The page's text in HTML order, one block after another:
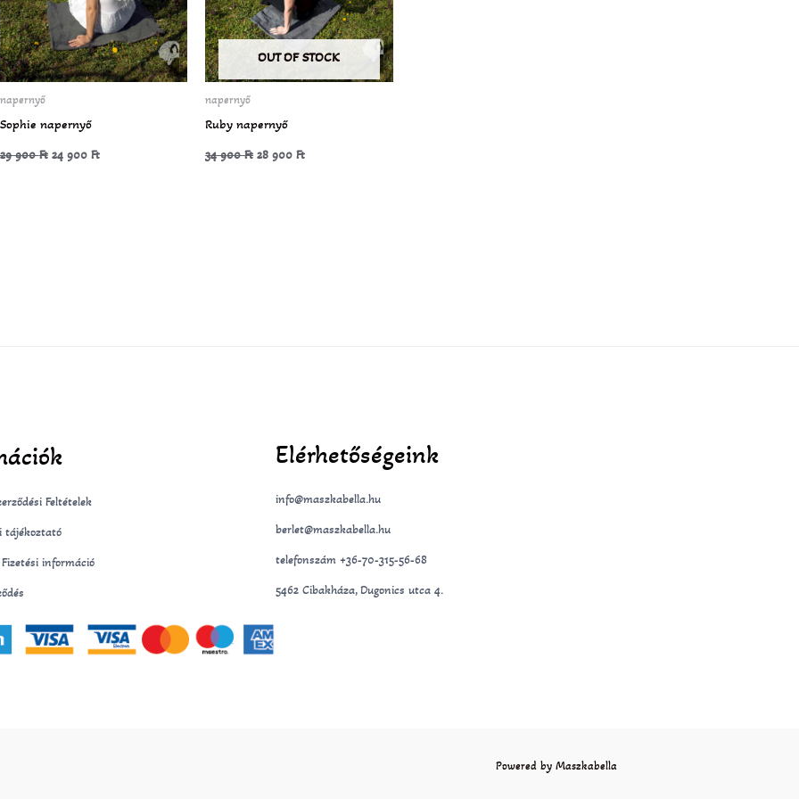
napernyő
Sophie napernyő
29 900Ft 24 900 Ft
OUT OF STOCK
napernyő
Ruby napernyő
34 900Ft 28 900Ft
Feltételek
tájékoztató
információ
Elérhetőségeink
info@maszkabella.hu
berlet@maszkabella.hu
telefonszám +36-70-315-56-68
5462 Cibakháza, Dugonics utca 4.
Powered by Maszkabella